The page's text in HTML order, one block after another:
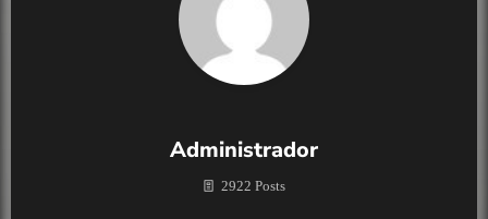
Administrador
2922 Posts